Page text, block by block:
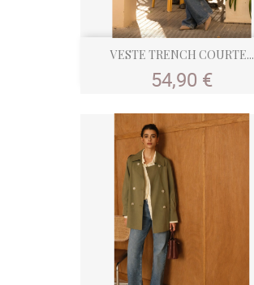
VESTE TRENCH COURTE...
Prix
54,90 €